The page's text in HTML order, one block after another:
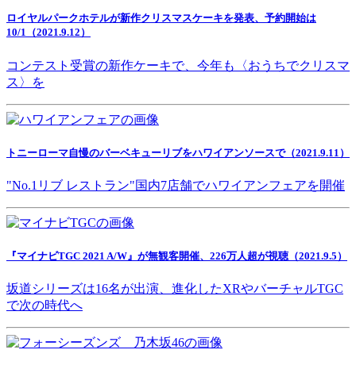
ロイヤルパークホテルが新作クリスマスケーキを発表、予約開始は
10/1（2021.9.12）
コンテスト受賞の新作ケーキで、今年も〈おうちでクリスマ
ス〉を
トニーローマ自慢のバーベキューリブをハワイアンソースで（2021.9.11）
"No.1リブ レストラン"国内7店舗でハワイアンフェアを開催
『マイナビTGC 2021 A/W』が無観客開催、226万人超が視聴（2021.9.5）
坂道シリーズは16名が出演、進化したXRやバーチャルTGC
で次の時代へ